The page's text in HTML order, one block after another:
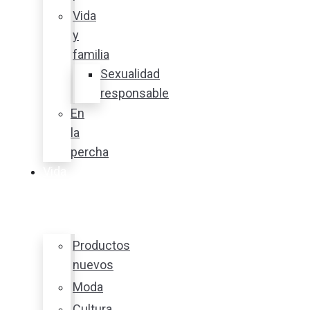
Vida
y
familia
Sexualidad
responsable
En
la
percha
Productos
nuevos
Moda